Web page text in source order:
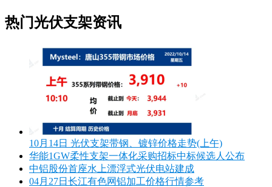
热门光伏支架资讯
10月14日 光伏支架带钢、镀锌价格走势(上午)
华能1GW柔性支架一体化采购招标中标候选人公布
中铝股份首座水上漂浮式光伏电站建成
04月27日长江有色网铝加工价格行情参考